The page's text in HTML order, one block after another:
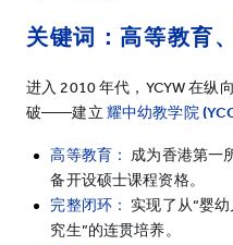
关键词：高等教育
进入 2010 年代，YCYW 在纵
破——建立 耀中幼教学院
高等教育： 成为香港第一
备开设硕士课程资格。
完整闭环： 实现了从“婴
究生”的连贯培养。